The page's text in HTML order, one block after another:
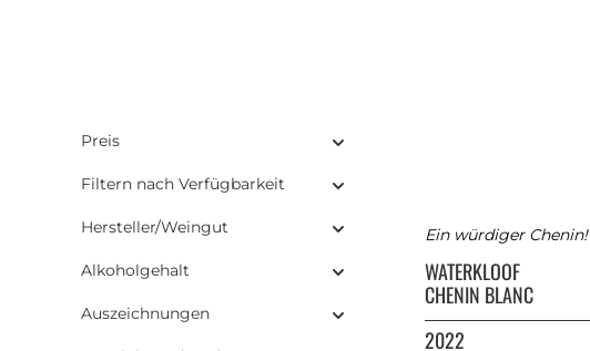
Preis
Filtern nach Verfügbarkeit
Hersteller/Weingut
Alkoholgehalt
Auszeichnungen
Ein würdiger Chenin!
WATERKLOOF
CHENIN BLANC
2022